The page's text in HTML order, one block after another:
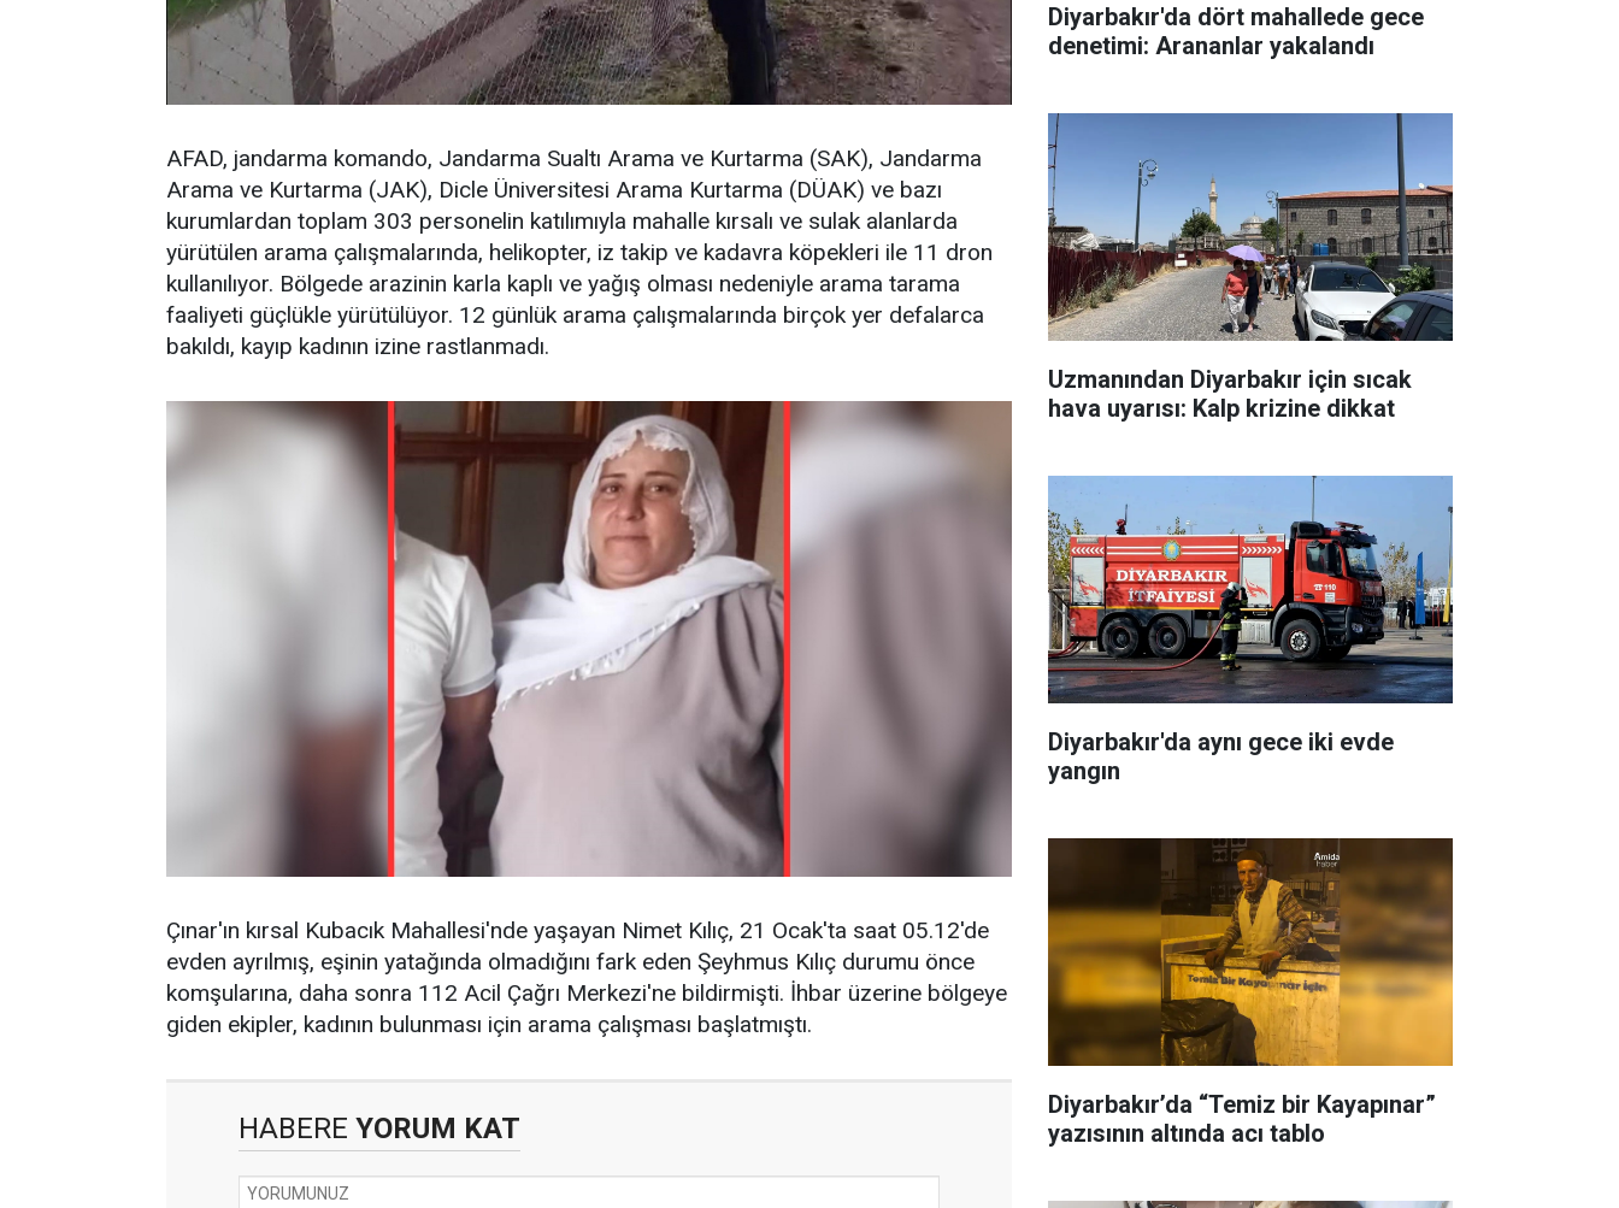
AFAD, jandarma komando, Jandarma Sualtı Arama ve Kurtarma (SAK), Jandarma
Arama ve Kurtarma (JAK), Dicle Üniversitesi Arama Kurtarma (DÜAK) ve bazı
kurumlardan toplam 303 personelin katılımıyla mahalle kırsalı ve sulak alanlarda
yürütülen arama çalışmalarında, helikopter, iz takip ve kadavra köpekleri ile 11 dron
kullanılıyor. Bölgede arazinin karla kaplı ve yağış olması nedeniyle arama tarama
faaliyeti güçlükle yürütülüyor. 12 günlük arama çalışmalarında birçok yer defalarca
bakıldı, kayıp kadının izine rastlanmadı.
Çınar'ın kırsal Kubacık Mahallesi'nde yaşayan Nimet Kılıç, 21 Ocak'ta saat 05.12'de
evden ayrılmış, eşinin yatağında olmadığını fark eden Şeyhmus Kılıç durumu önce
komşularına, daha sonra 112 Acil Çağrı Merkezi'ne bildirmişti. İhbar üzerine bölgeye
giden ekipler, kadının bulunması için arama çalışması başlatmıştı.
HABERE YORUM KAT
Diyarbakır'da dört mahallede gece
denetimi: Arananlar yakalandı
Uzmanından Diyarbakır için sıcak
hava uyarısı: Kalp krizine dikkat
Diyarbakır'da aynı gece iki evde
yangın
Diyarbakır’da “Temiz bir Kayapınar”
yazısının altında acı tablo